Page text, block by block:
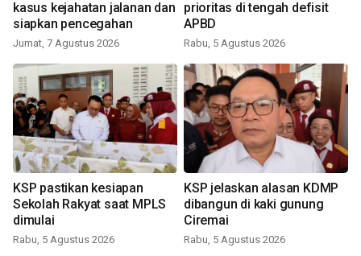
kasus kejahatan jalanan dan
siapkan pencegahan
Jumat, 7 Agustus 2026
prioritas di tengah defisit
APBD
Rabu, 5 Agustus 2026
KSP pastikan kesiapan
Sekolah Rakyat saat MPLS
dimulai
Rabu, 5 Agustus 2026
KSP jelaskan alasan KDMP
dibangun di kaki gunung
Ciremai
Rabu, 5 Agustus 2026